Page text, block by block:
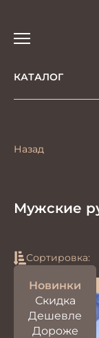
КАТАЛОГ
Назад
Мужские
Сортировка:
Новинки
Скидка
Дешевле
Дороже